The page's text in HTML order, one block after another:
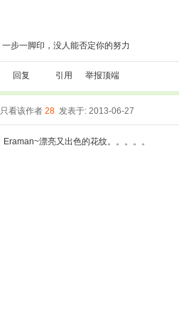
一步一脚印，没人能否定你的努力
回复 引用 举报顶端
只看该作者 28 发表于: 2013-06-27
Eraman~漂亮又出色的花纹。。。。。